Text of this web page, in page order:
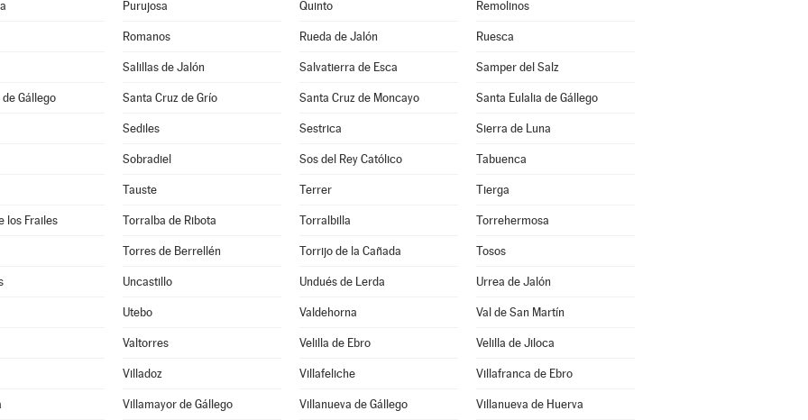
Purujosa Quinto Remolinos
Romanos Rueda de Jalón Ruesca
Salillas de Jalón Salvatierra de Esca Samper del Salz
Gállego Santa Cruz de Grío Santa Cruz de Moncayo Santa Eulalia de Gállego
Sediles Sestrica Sierra de Luna
Sobradiel Sos del Rey Católico Tabuenca
Tauste Terrer Tierga
los Frailes Torralba de Ribota Torralbilla Torrehermosa
Torres de Berrellén Torrijo de la Cañada Tosos
Uncastillo Undués de Lerda Urrea de Jalón
Utebo Valdehorna Val de San Martín
Valtorres Velilla de Ebro Velilla de Jiloca
Villadoz Villafeliche Villafranca de Ebro
Villamayor de Gállego Villanueva de Gállego Villanueva de Huerva